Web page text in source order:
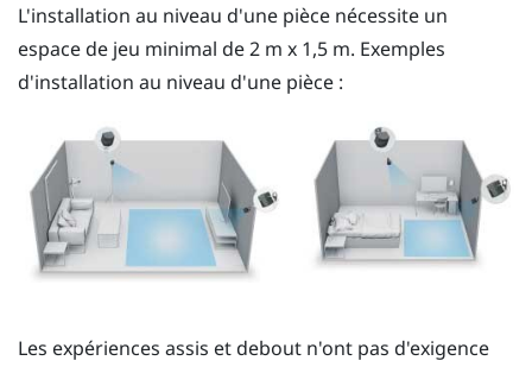
L'installation au niveau d'une pièce nécessite un
espace de jeu minimal de 2 m x 1,5 m. Exemples
d'installation au niveau d'une pièce :
Les expériences assis et debout n'ont pas d'exigence